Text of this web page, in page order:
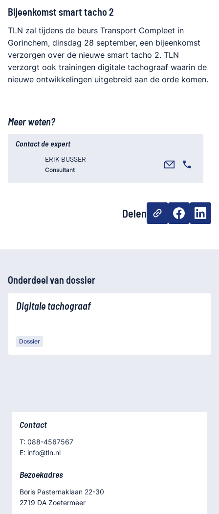
Bijeenkomst smart tacho 2
TLN zal tijdens de beurs Transport Compleet in
Gorinchem, dinsdag 28 september, een bijeenkomst
verzorgen over de nieuwe smart tacho 2. TLN
verzorgt ook trainingen digitale tachograaf waarin de
nieuwe ontwikkelingen uitgebreid aan de orde komen.
Meer weten?
Contact de expert
ERIK BUSSER
Consultant
Delen
Onderdeel van dossier
Digitale tachograaf
Dossier
Contact
T: 088-4567567
E: info@tln.nl
Bezoekadres
Boris Pasternaklaan 22-30
2719 DA Zoetermeer